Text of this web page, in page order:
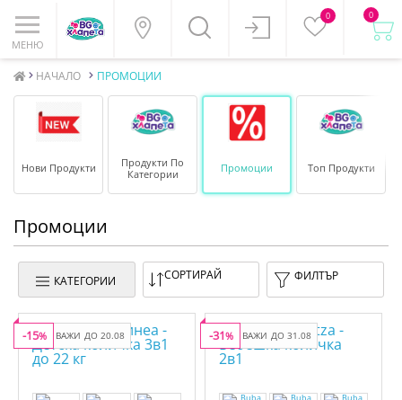
МЕНЮ
0 0
НАЧАЛО ПРОМОЦИИ
Нови Продукти
Продукти По
Категории
Промоции Топ Продукти
Промоции
КАТЕГОРИИ СОРТИРАЙ ФИЛТЪР
ВАЖИ ДО 20.08
-15% ВАЖИ ДО 31.08
-31%